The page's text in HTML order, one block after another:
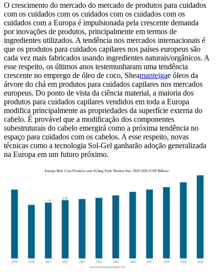
O crescimento do mercado do mercado de produtos para cuidados
com os cuidados com os cuidados com os cuidados com os
cuidados com a Europa é impulsionada pela crescente demanda
por inovações de produtos, principalmente em termos de
ingredientes utilizados. A tendência nos mercados internacionais é
que os produtos para cuidados capilares nos países europeus são
cada vez mais fabricados usando ingredientes naturais/orgânicos. A
esse respeito, os últimos anos testemunharam uma tendência
crescente no emprego de óleo de coco, Sheamanteigae óleos da
árvore do chá em produtos para cuidados capilares nos mercados
europeus. Do ponto de vista da ciência material, a maioria dos
produtos para cuidados capilares vendidos em toda a Europa
modifica principalmente as propriedades da superfície externa do
cabelo. É provável que a modificação dos componentes
subestruturais do cabelo emergirá como a próxima tendência no
espaço para cuidados com os cabelos. A esse respeito, novas
técnicas como a tecnologia Sol-Gel ganharão adoção generalizada
na Europa em um futuro próximo.